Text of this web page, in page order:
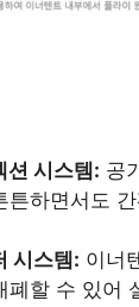
션 시스템: 공
튼하면서도
시스템: 이너
폐할 수 있어